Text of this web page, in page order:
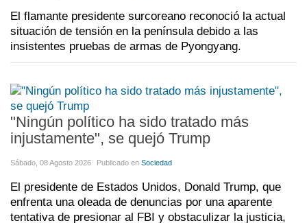
El flamante presidente surcoreano reconoció la actual
situación de tensión en la península debido a las
insistentes pruebas de armas de Pyongyang.
"Ningún político ha sido tratado más
injustamente", se quejó Trump
Sábado, 08 Agosto 2026 Publicado en Sociedad
El presidente de Estados Unidos, Donald Trump, que
enfrenta una oleada de denuncias por una aparente
tentativa de presionar al FBI y obstaculizar la justicia,